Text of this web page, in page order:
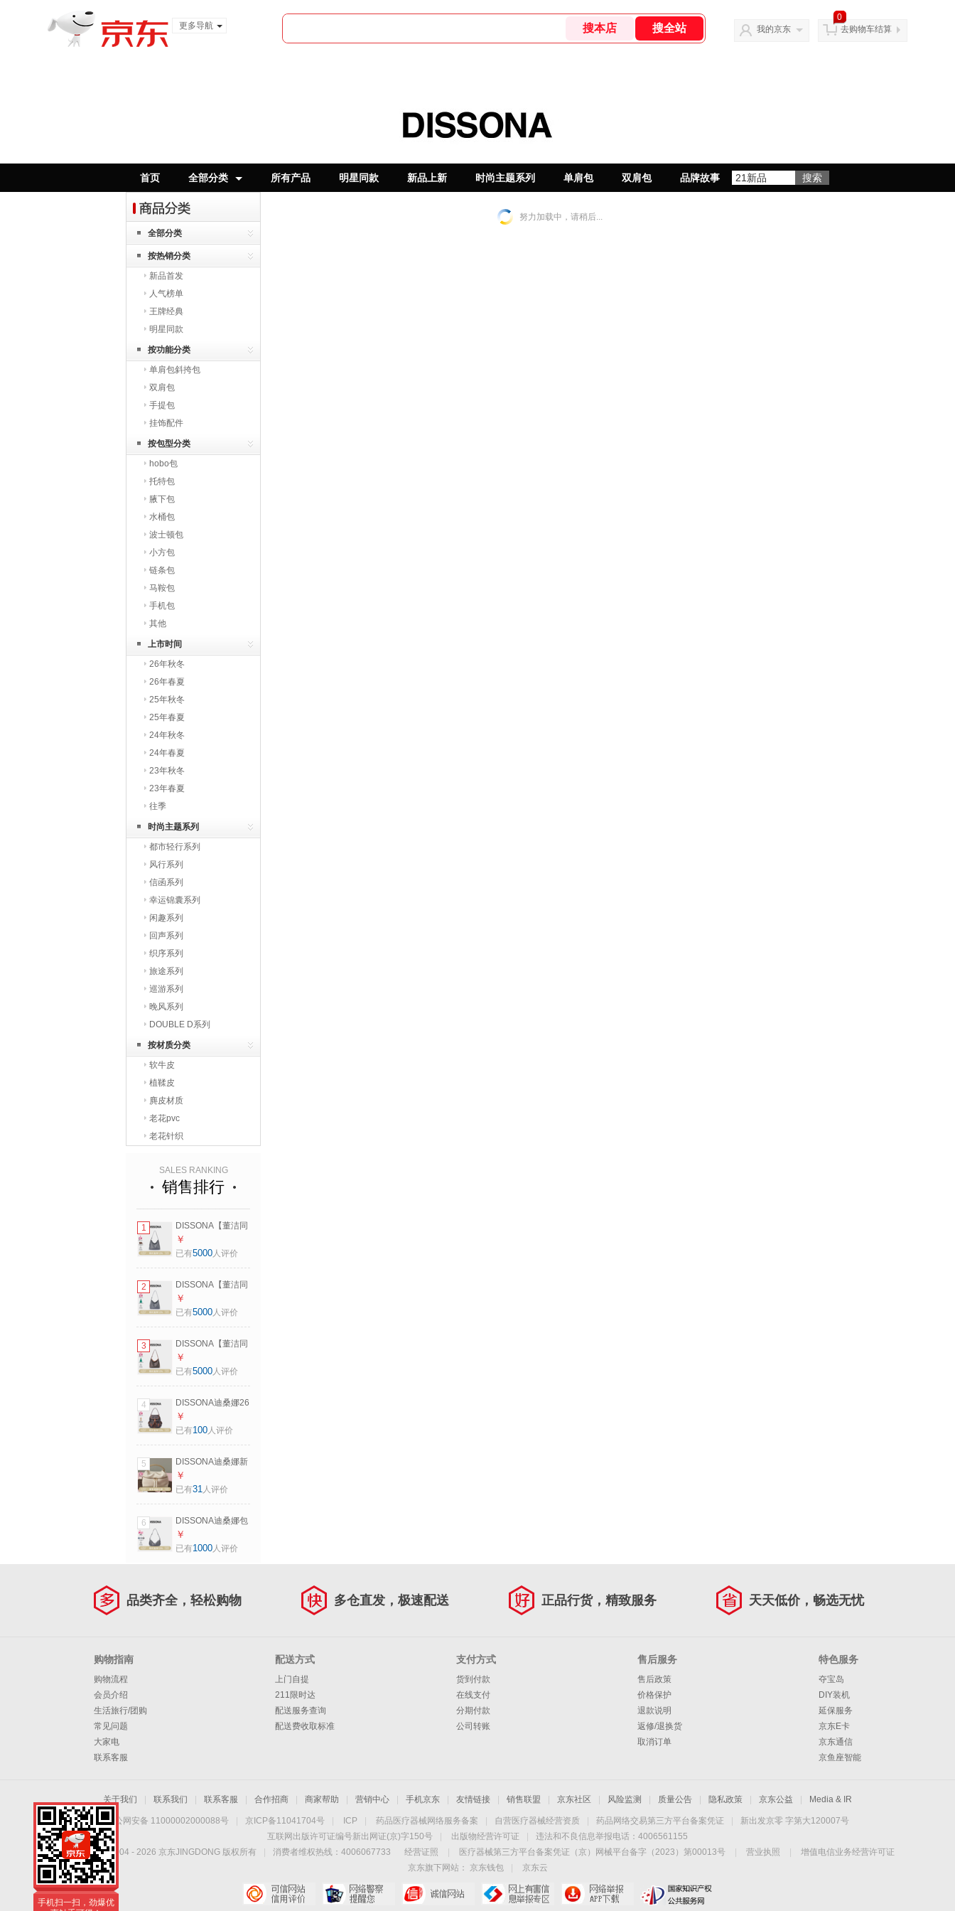
更多导航
我的京东
0
去购物车结算
首页 全部分类 所有产品 明星同款 新品上新 时尚主题系列 单肩包 双肩包 品牌故事
全部分类
按热销分类
新品首发
人气榜单
王牌经典
明星同款
按功能分类
单肩包斜挎包
双肩包
手提包
挂饰配件
按包型分类
hobo包
托特包
腋下包
水桶包
波士顿包
小方包
链条包
马鞍包
手机包
其他
上市时间
26年秋冬
26年春夏
25年秋冬
25年春夏
24年秋冬
24年春夏
23年秋冬
23年春夏
往季
时尚主题系列
都市轻行系列
风行系列
信函系列
幸运锦囊系列
闲趣系列
回声系列
织序系列
旅途系列
巡游系列
晚风系列
DOUBLE D系列
按材质分类
软牛皮
植鞣皮
麂皮材质
老花pvc
老花针织
SALES RANKING
销售排行
1
DISSONA【董洁同
款】迪桑娜女包幸
运锦囊hobo包单肩
灰）
￥
已有5000人评价
2
DISSONA【董洁同
款】迪桑娜女包幸
运锦囊hobo包单肩
灰）
￥
已有5000人评价
3
DISSONA【董洁同
款】迪桑娜女包幸
运锦囊hobo包单肩
调节）
￥
已有5000人评价
4
DISSONA迪桑娜26
新款双肩包幸运锦
囊旅行包书包大容
￥
已有100人评价
5
DISSONA迪桑娜新
款编织手柄真皮女
包饭盒手提包单肩
￥
已有31人评价
6
DISSONA迪桑娜包
包女新款幸运锦囊
提花帆船包单肩斜
￥
已有1000人评价
努力加载中，请稍后...
品类齐全，轻松购物 多仓直发，极速配送 正品行货，精致服务 天天低价，畅选无忧
购物指南
购物流程
会员介绍
生活旅行/团购
常见问题
大家电
联系客服
配送方式
上门自提
211限时达
配送服务查询
配送费收取标准
支付方式
货到付款
在线支付
分期付款
公司转账
售后服务
售后政策
价格保护
退款说明
返修/退换货
取消订单
特色服务
夺宝岛
DIY装机
延保服务
京东E卡
京东通信
京鱼座智能
关于我们 联系我们 联系客服 合作招商 商家帮助 营销中心 手机京东 友情链接 销售联盟 京东社区 风险监测 质量公告 隐私政策 京东公益 Media & IR
京公网安备 11000002000088号 京ICP备11041704号 ICP 药品医疗器械网络服务备案 自营医疗器械经营资质 药品网络交易第三方平台备案凭证
新出发京零 字第大120007号
互联网出版许可证编号新出网证(京)字150号
出版物经营许可证
违法和不良信息举报电话：4006561155
Copyright © 2004 - 2026 京东JINGDONG 版权所有 消费者维权热线：4006067733 经营证照 医疗器械第三方平台备案凭证（京）网械平台备字（2023）第00013号 营业执照
增值电信业务经营许可证
京东旗下网站：
京东钱包 京东云
手机扫一扫，劲爆优